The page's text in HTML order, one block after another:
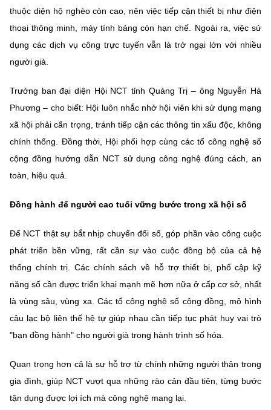
thuộc diện hộ nghèo còn cao, nên việc tiếp cận thiết bị như điện
thoại thông minh, máy tính bảng còn hạn chế. Ngoài ra, việc sử
dụng các dịch vụ công trực tuyến vẫn là trở ngại lớn với nhiều
người già.
Trưởng ban đại diện Hội NCT tỉnh Quảng Trị – ông Nguyễn Hà
Phương – cho biết: Hội luôn nhắc nhở hội viên khi sử dụng mạng
xã hội phải cẩn trọng, tránh tiếp cận các thông tin xấu độc, không
chính thống. Đồng thời, Hội phối hợp cùng các tổ công nghệ số
cộng đồng hướng dẫn NCT sử dụng công nghệ đúng cách, an
toàn, hiệu quả.
Đồng hành để người cao tuổi vững bước trong xã hội số
Để NCT thật sự bắt nhịp chuyển đổi số, góp phần vào công cuộc
phát triển bền vững, rất cần sự vào cuộc đồng bộ của cả hệ
thống chính trị. Các chính sách về hỗ trợ thiết bị, phổ cập kỹ
năng số cần được triển khai mạnh mẽ hơn nữa ở cấp cơ sở, nhất
là vùng sâu, vùng xa. Các tổ công nghệ số cộng đồng, mô hình
câu lạc bộ liên thế hệ tự giúp nhau cần tiếp tục phát huy vai trò
"bạn đồng hành" cho người già trong hành trình số hóa.
Quan trọng hơn cả là sự hỗ trợ từ chính những người thân trong
gia đình, giúp NCT vượt qua những rào cản đầu tiên, từng bước
tận dụng được lợi ích mà công nghệ mang lại.